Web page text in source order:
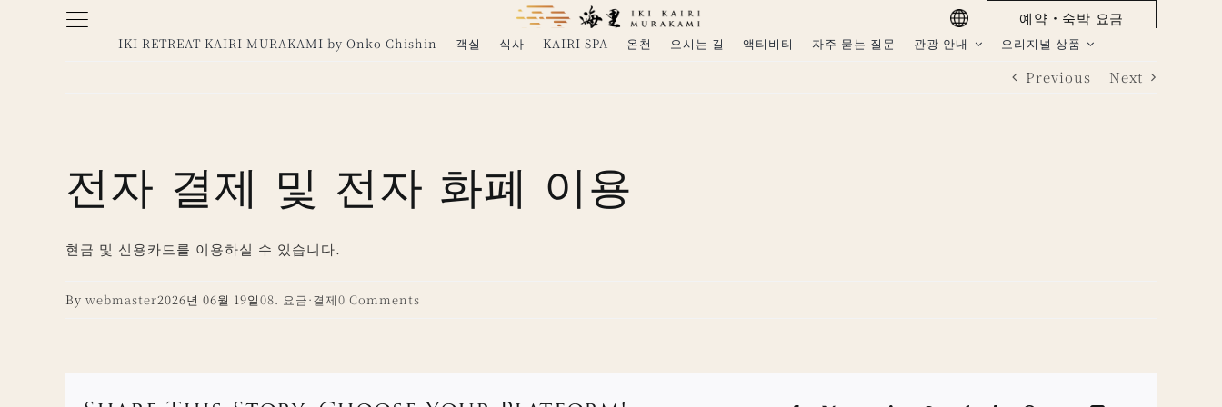
예약・숙박 요금
IKI RETREAT KAIRI MURAKAMI by Onko Chishin 객실 식사 KAIRI SPA 온천 오시는 길 액티비티 자주 묻는 질문 관광 안내 오리지널 상품
Previous Next
전자 결제 및 전자 화폐 이용
현금 및 신용카드를 이용하실 수 있습니다.
By webmaster2026년 06월 19일08. 요금·결제0 Comments